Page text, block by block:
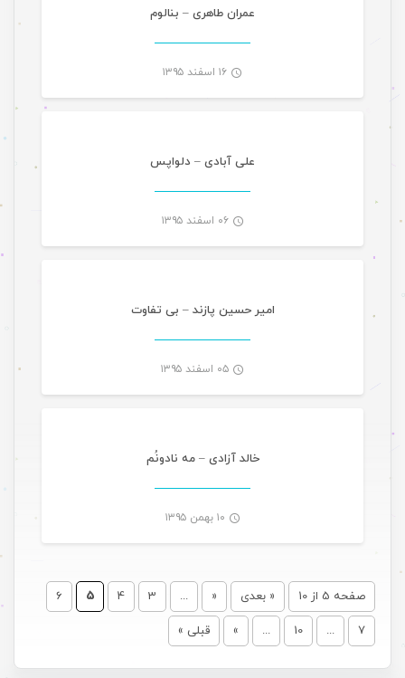
عمران طاهری – بنالوم
۱۶ اسفند ۱۳۹۵
علی آبادی – دلواپس
۰۶ اسفند ۱۳۹۵
امیر حسین پازند – بی تفاوت
۰۵ اسفند ۱۳۹۵
خالد آزادی – مه نادونُم
۱۰ بهمن ۱۳۹۵
صفحه 5 از 10 « بعدی «
...
3
4
5
6
7
...
10
...
» قبلی »